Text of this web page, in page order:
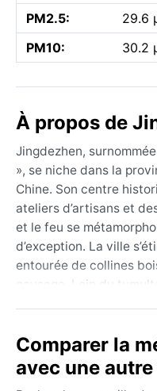
PM2.5:
29.6
PM10:
30.2
À propos de
Jingdezhen,
», se niche dans la
Chine. Son centre
ateliers d’artisans et
et le feu se
d’exception. La ville
entourée de collines
paysage. Loin du
potier.
Son climat est de type
Cfa), avec des saisons
Comparer la
avec une